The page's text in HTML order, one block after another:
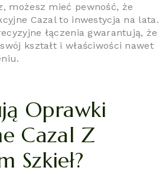
możesz mieć pewność, że
Cazal to inwestycja na lata.
łączenia gwarantują, że
kształt i właściwości nawet
Oprawki
Cazal Z
Szkieł?